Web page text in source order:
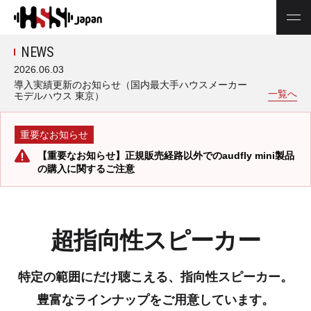
NEWS
2026.06.03
導入実績更新のお知らせ（国内最大手ハウスメーカー
モデルハウス 東京）
一覧へ
重要なお知らせ
【重要なお知らせ】正規販売経路以外でのaudfly mini製品
の購入に関するご注意
超指向性スピーカー
特定の範囲にだけ聴こえる、指向性スピーカー。
豊富なラインナップをご用意しています。